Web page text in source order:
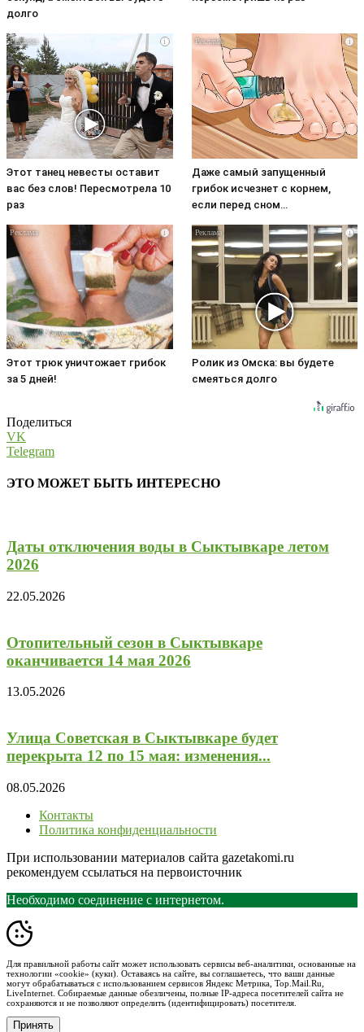
долго
i
Этот танец невесты оставит
вас без слов! Пересмотрела 10
раз
i
Даже самый запущенный
грибок исчезнет с корнем,
если перед сном…
i
Этот трюк уничтожает грибок
за 5 дней!
i
Ролик из Омска: вы будете
смеяться долго
Поделиться
VK
Telegram
ЭТО МОЖЕТ БЫТЬ ИНТЕРЕСНО
Даты отключения воды в Сыктывкаре летом
2026
22.05.2026
Отопительный сезон в Сыктывкаре
оканчивается 14 мая 2026
13.05.2026
Улица Советская в Сыктывкаре будет
перекрыта 12 по 15 мая: изменения...
08.05.2026
Контакты
Политика конфиденциальности
При использовании материалов сайта gazetakomi.ru
рекомендуем ссылаться на первоисточник
Необходимо соединение с интернетом.
Для правильной работы сайт может использовать сервисы веб-аналитики, основанные на
технологии «cookie» (куки). Оставаясь на сайте, вы соглашаетесь, что ваши данные
могут обрабатываться с использованием сервисов Яндекс Метрика, Top.Mail.Ru,
LiveInternet. Собираемые данные обезличены, полные IP-адреса посетителей сайта не
сохраняются и не позволяют определить (идентифицировать) посетителя.
Принять